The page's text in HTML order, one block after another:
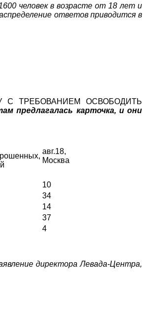
человек в возрасте от 18 лет и
ответов приводится в
ТРЕБОВАНИЕМ ОСВОБОДИТЬ
предлагалась карточка, и они
авг.18,
Москва
10
34
14
37
4
директора Левада-Центра,